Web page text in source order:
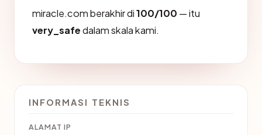
miracle.com berakhir di100/100 — itu
very_safedalam skala kami.
INFORMASI TEKNIS
ALAMAT IP